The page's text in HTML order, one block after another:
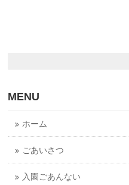
MENU
ホーム
ごあいさつ
入園ごあんない